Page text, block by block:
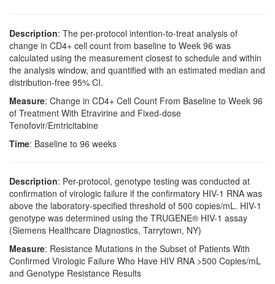
Description: The per-protocol intention-to-treat analysis of
change in CD4+ cell count from baseline to Week 96 was
calculated using the measurement closest to schedule and within
the analysis window, and quantified with an estimated median and
distribution-free 95% CI.
Measure: Change in CD4+ Cell Count From Baseline to Week 96
of Treatment With Etravirine and Fixed-dose
Tenofovir/Emtricitabine
Time: Baseline to 96 weeks
Description: Per-protocol, genotype testing was conducted at
confirmation of virologic failure if the confirmatory HIV-1 RNA was
above the laboratory-specified threshold of 500 copies/mL. HIV-1
genotype was determined using the TRUGENE® HIV-1 assay
(Siemens Healthcare Diagnostics, Tarrytown, NY)
Measure: Resistance Mutations in the Subset of Patients With
Confirmed Virologic Failure Who Have HIV RNA >500 Copies/mL
and Genotype Resistance Results